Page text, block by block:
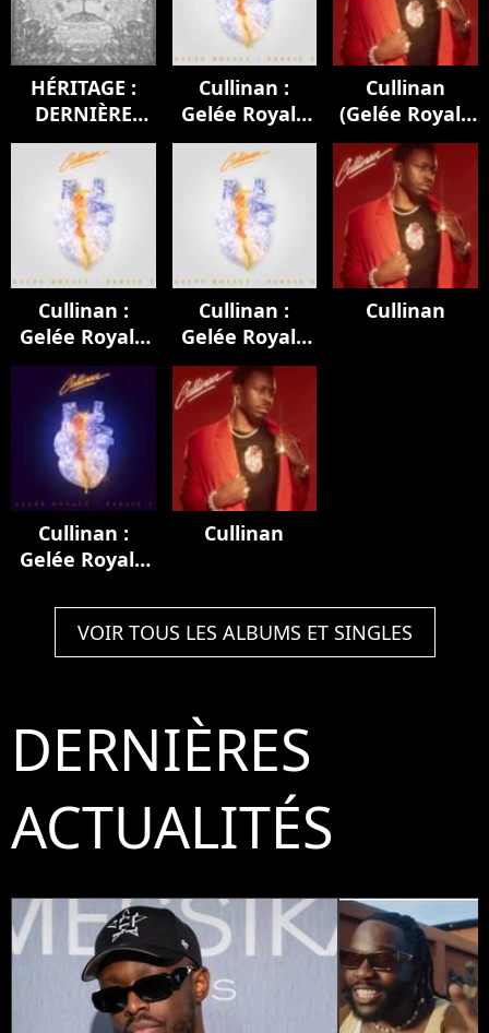
HÉRITAGE :
DERNIÈRE
EMPREINTE
Cullinan :
Gelée Royale
(Partie 2)
Cullinan
(Gelée Royale
1 & 2)
Cullinan :
Gelée Royale
(Partie 2)
Cullinan :
Gelée Royale
(Partie 2)
Cullinan
Cullinan :
Gelée Royale
Cullinan
VOIR TOUS LES ALBUMS ET SINGLES
DERNIÈRES
ACTUALITÉS